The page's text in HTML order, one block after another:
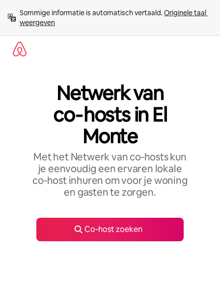
direct
naar
inhoud
Sommige informatie is automatisch vertaald. Originele taal
weergeven
Netwerk van
co‑hosts in El
Monte
Met het Netwerk van co‑hosts kun
je eenvoudig een ervaren lokale
co‑host inhuren om voor je woning
en gasten te zorgen.
Co‑host zoeken